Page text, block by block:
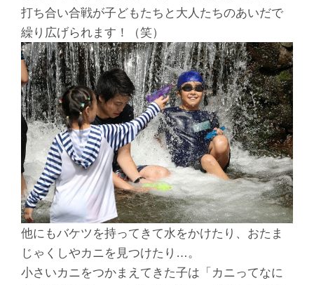
打ち合い合戦が子どもたちと大人たちのあいだで
繰り広げられます！（笑）
他にもバケツを持ってきて水をかけたり、おたま
じゃくしやカニを見つけたり…。
小さいカニをつかまえてきた子は「カニってなに